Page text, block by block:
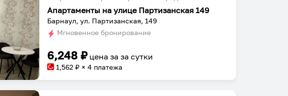
Апартаменты на улице Партизанская 149
Барнаул, ул. Партизанская, 149
Мгновенное бронирование
6,248 ₽ цена заза сутки
1,562 ₽ × 4 платежа